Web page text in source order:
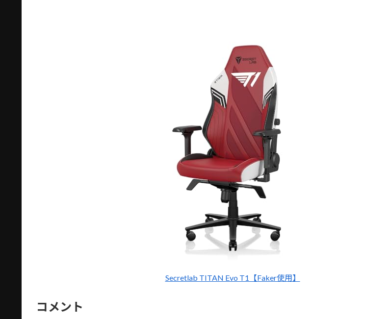
Secretlab TITAN Evo T1【Faker使用】
コメント